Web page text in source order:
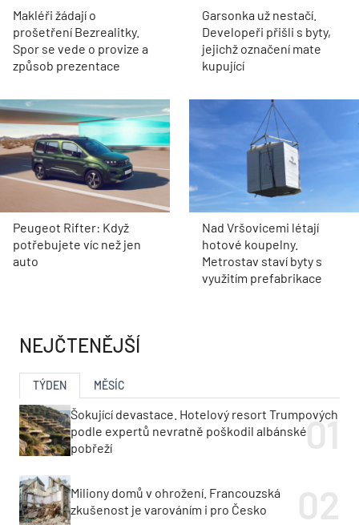
Makléři žádají o
prošetření Bezrealitky.
Spor se vede o provize a
způsob prezentace
Garsonka už nestačí.
Developeři přišli s byty,
jejichž označení mate
kupující
Peugeot Rifter: Když
potřebujete víc než jen
auto
Nad Vršovicemi létají
hotové koupelny.
Metrostav staví byty s
využitím prefabrikace
NEJČTENĚJŠÍ
TÝDEN MĚSÍC
Šokující devastace. Hotelový resort Trumpových
podle expertů nevratně poškodil albánské
pobřeží
Miliony domů v ohrožení. Francouzská
zkušenost je varováním i pro Česko